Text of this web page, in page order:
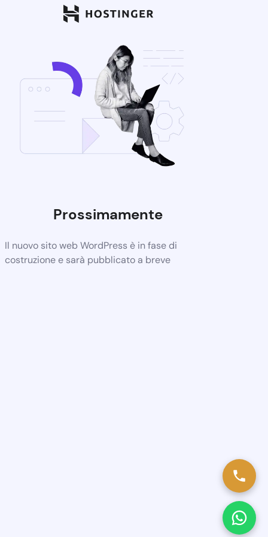
Prossimamente
Il nuovo sito web WordPress è in fase di
costruzione e sarà pubblicato a breve